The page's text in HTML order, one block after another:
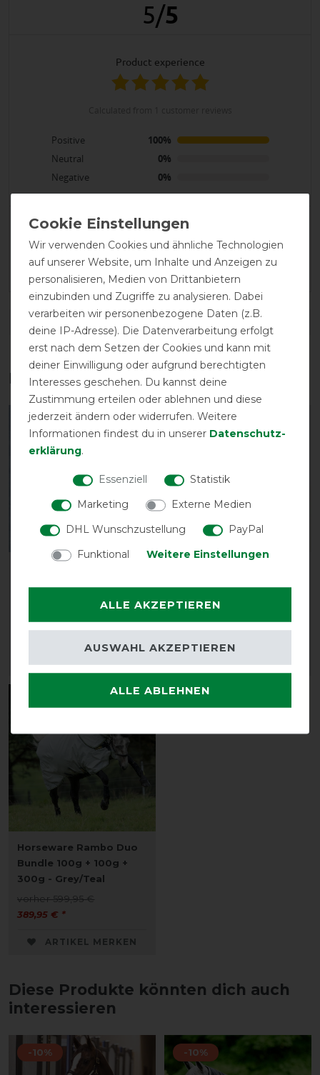
5/5
product experience
Positive
100%
Neutral
0%
Negative
0%
LATEST REVIEWS
24.11.2025
Pferdehals ist gut warm unter dem Halsteil.
DETAILS ZUR PRODUKTSICHERHEIT
Das perfekte Zubehör für dich
Bestseller
-45%
30,20 € *
ARTIKEL MERKEN
Bestseller
-10%
überzogen - Ersatzteil
vorher 8,90 €
ARTIKEL MERKEN
Horseware Rambo Duo
Bundle 100g + 100g +
300g - Grey/Teal
vorher 599,95 €
389,95 € *
ARTIKEL MERKEN
Diese Produkte könnten dich auch
interessieren
-10% -10%
Wir verwenden Cookies und ähnliche Technologien
auf unserer Website, um Inhalte und Anzeigen zu
personalisieren, Medien von Drittanbietern
einzubinden und Zugriffe zu analysieren. Dabei
verarbeiten wir personenbezogene Daten (z.B.
deine IP-Adresse). Die Datenverarbeitung erfolgt
erst nach dem Setzen der Cookies und kann mit
deiner Einwilligung oder aufgrund berechtigten
Interesses geschehen. Du kannst deine
Zustimmung erteilen oder ablehnen und diese
jederzeit ändern oder widerrufen. Weitere
Informationen findest du in unserer Daten­schutz­
erklärung.
Essenziell
Statistik
Marketing
Externe Medien
DHL Wunschzustellung
PayPal
Funktional
Weitere Einstellungen
ALLE AKZEPTIEREN
ALLE ABLEHNEN
AUSWAHL AKZEPTIEREN